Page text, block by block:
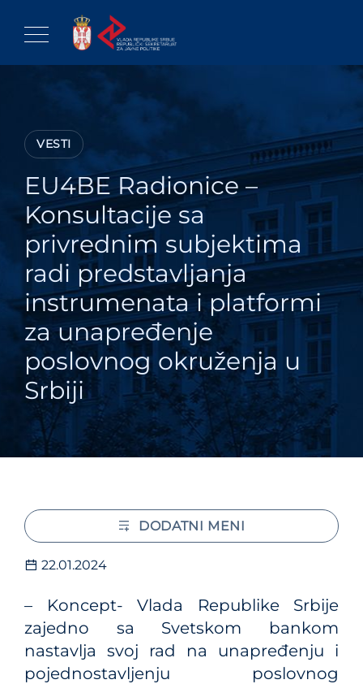
content
VESTI
EU4BE Radionice –
Konsultacije sa
privrednim subjektima
radi predstavljanja
instrumenata i platformi
za unapređenje
poslovnog okruženja u
Srbiji
22.01.2024
– Koncept- Vlada Republike Srbije
zajedno sa Svetskom bankom
nastavlja svoj rad na unapređenju i
pojednostavljenju poslovnog
DODATNI MENI